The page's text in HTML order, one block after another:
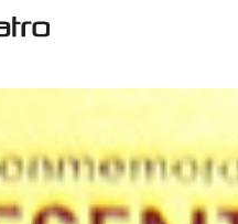
FAQS
LUCKY STAGE